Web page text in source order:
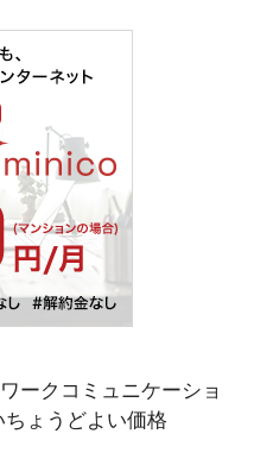
ークコミュニケーショ
ょうどよい価格